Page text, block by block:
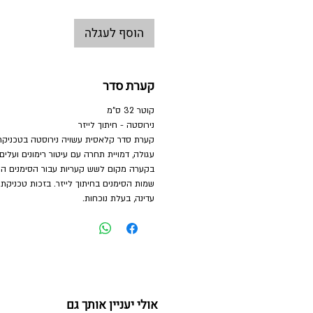
הוסף לעגלה
קערת סדר
קוטר 32 ס"מ
נירוסטה - חיתוך לייזר
קערת סדר קלאסית עשויה נירוסטה
עגולה, דמויית תחרה עם עיטור רימונים
בקערה מקום לשש קעריות עבור הסימנים
שמות הסימנים בחיתוך לייזר. בזכות
עדינה, בעלת נוכחות.
אולי יעניין אותך גם